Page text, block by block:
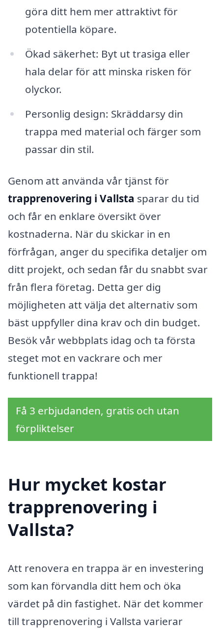
göra ditt hem mer attraktivt för
potentiella köpare.
Ökad säkerhet: Byt ut trasiga eller
hala delar för att minska risken för
olyckor.
Personlig design: Skräddarsy din
trappa med material och färger som
passar din stil.
Genom att använda vår tjänst för
trapprenovering i Vallsta sparar du tid
och får en enklare översikt över
kostnaderna. När du skickar in en
förfrågan, anger du specifika detaljer om
ditt projekt, och sedan får du snabbt svar
från flera företag. Detta ger dig
möjligheten att välja det alternativ som
bäst uppfyller dina krav och din budget.
Besök vår webbplats idag och ta första
steget mot en vackrare och mer
funktionell trappa!
Få 3 erbjudanden, gratis och utan
förpliktelser
Hur mycket kostar
trapprenovering i
Vallsta?
Att renovera en trappa är en investering
som kan förvandla ditt hem och öka
värdet på din fastighet. När det kommer
till trapprenovering i Vallsta varierar